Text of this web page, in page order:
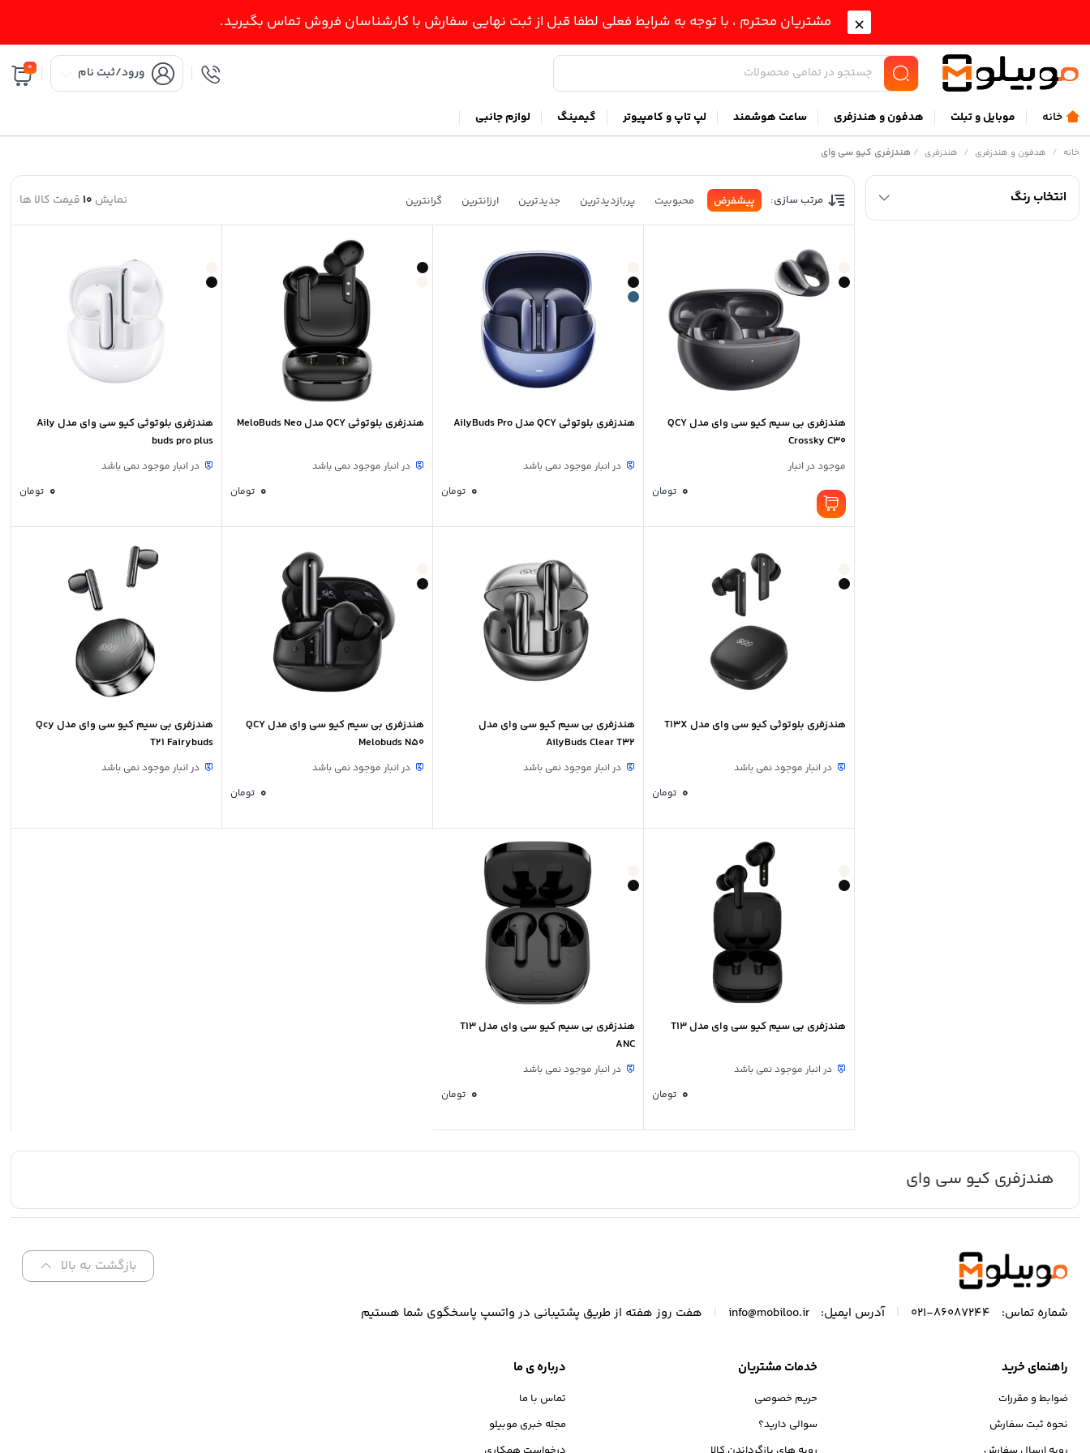
مشتریان محترم ، با توجه به شرایط فعلی لطفا قبل از ثبت نهایی سفارش با کارشناسان فروش تماس بگیرید.
ورود/ثبت نام 0
خانه موبايل و تبلت هدفون و هندزفری ساعت هوشمند لپ تاپ و کامپیوتر گیمینگ لوازم جانبی
خانه / هدفون و هندزفری / هندزفری /هندزفری کیو سی وای
انتخاب رنگ مرتب سازی: پیشفرض محبوبیت پربازدیدترین جدیدترین ارزانترین گرانترین نمایش 10 قیمت کالا ها
هندزفری بی سیم کیو سی وای مدل QCY
Crossky C30
موجود در انبار
0 تومان
هندزفری بلوتوثی QCY مدل AilyBuds Pro
در انبار موجود نمی باشد
0 تومان
هندزفری بلوتوثی QCY مدل MeloBuds Neo
در انبار موجود نمی باشد
0 تومان
هندزفری بلوتوثی کیو سی وای مدل Aily
buds pro plus
در انبار موجود نمی باشد
0 تومان
هندزفری بلوتوثی کیو سی وای مدل T13X
در انبار موجود نمی باشد
0 تومان
هندزفری بی سیم کیو سی وای مدل
AilyBuds Clear T32
در انبار موجود نمی باشد
هندزفری بی سیم کیو سی وای مدل QCY
Melobuds N50
در انبار موجود نمی باشد
0 تومان
هندزفری بی سیم کیو سی وای مدل Qcy
T21 Fairybuds
در انبار موجود نمی باشد
هندزفری بی سیم کیو سی وای مدل T13
در انبار موجود نمی باشد
0 تومان
هندزفری بی سیم کیو سی وای مدل T13
ANC
در انبار موجود نمی باشد
0 تومان
هندزفری کیو سی وای
بازگشت به بالا
شماره تماس: 86087244-021 آدرس ایمیل: info@mobiloo.ir هفت روز هفته از طریق پشتیبانی در واتسپ پاسخگوی شما هستیم
راهنمای خرید
ضوابط و مقررات
نحوه ثبت سفارش
خدمات مشتریان
حریم خصوصی
سوالی دارید؟
درباره ی ما
تماس با ما
مجله خبری موبیلو